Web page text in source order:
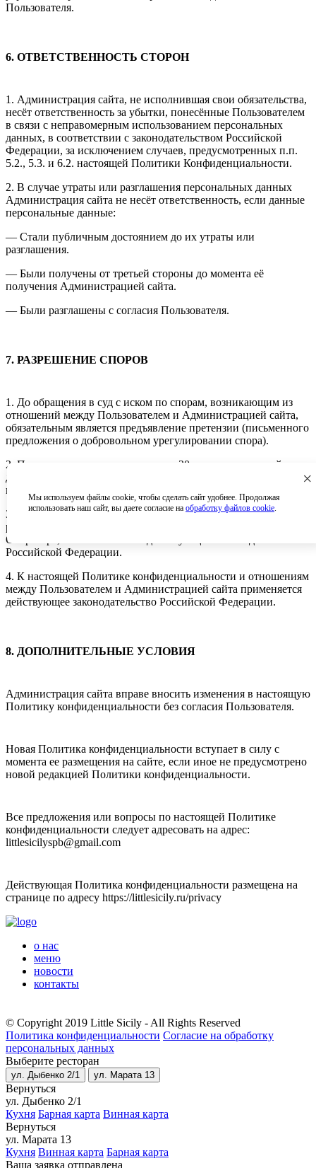
Пользователя.
6. ОТВЕТСТВЕННОСТЬ СТОРОН
1. Администрация сайта, не исполнившая свои обязательства,
несёт ответственность за убытки, понесённые Пользователем
в связи с неправомерным использованием персональных
данных, в соответствии с законодательством Российской
Федерации, за исключением случаев, предусмотренных п.п.
5.2., 5.3. и 6.2. настоящей Политики Конфиденциальности.
2. В случае утраты или разглашения персональных данных
Администрация сайта не несёт ответственность, если данные
персональные данные:
— Стали публичным достоянием до их утраты или
разглашения.
— Были получены от третьей стороны до момента её
получения Администрацией сайта.
— Были разглашены с согласия Пользователя.
7. РАЗРЕШЕНИЕ СПОРОВ
1. До обращения в суд с иском по спорам, возникающим из
отношений между Пользователем и Администрацией сайта,
обязательным является предъявление претензии (письменного
предложения о добровольном урегулировании спора).
2. Получатель претензии в течение 30 календарных дней со
дня получения претензии, письменно уведомляет заявителя
претензии о результатах рассмотрения претензии.
3. При недостижении соглашения спор будет передан на
рассмотрение в судебный орган по месту нахождения
Оператора, в соответствии с действующим законодательством
Российской Федерации.
4. К настоящей Политике конфиденциальности и отношениям
между Пользователем и Администрацией сайта применяется
действующее законодательство Российской Федерации.
8. ДОПОЛНИТЕЛЬНЫЕ УСЛОВИЯ
Администрация сайта вправе вносить изменения в настоящую
Политику конфиденциальности без согласия Пользователя.
Новая Политика конфиденциальности вступает в силу с
момента ее размещения на сайте, если иное не предусмотрено
новой редакцией Политики конфиденциальности.
Все предложения или вопросы по настоящей Политике
конфиденциальности следует адресовать на адрес:
littlesicilyspb@gmail.com
Действующая Политика конфиденциальности размещена на
странице по адресу https://littlesicily.ru/privacy
о нас
меню
новости
контакты
© Copyright 2019 Little Sicily - All Rights Reserved
Политика конфиденциальности Согласие на обработку
персональных данных
Выберите ресторан
ул. Дыбенко 2/1 ул. Марата 13
Вернуться
ул. Дыбенко 2/1
Кухня Барная карта Винная карта
Вернуться
ул. Марата 13
Кухня Винная карта Барная карта
Ваша заявка отправлена
×
Мы используем файлы cookie, чтобы сделать сайт удобнее. Продолжая
использовать наш сайт, вы даете согласие на обработку файлов cookie.